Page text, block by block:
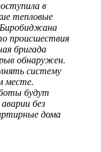
в
тепловые
происшествия
бригада
обнаружен.
систему
месте.
будут
без
дома